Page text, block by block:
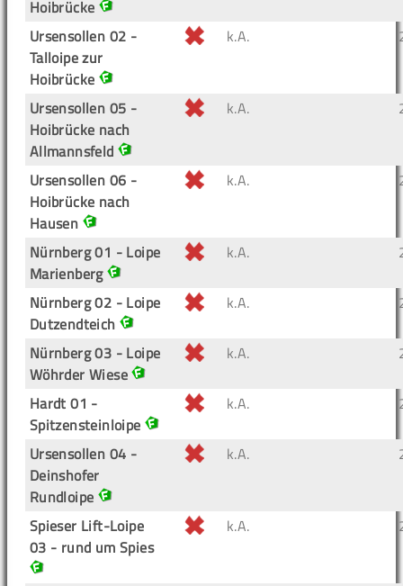
Hoibrücke
Ursensollen 02 -
Talloipe zur
Hoibrücke
k.A.
Ursensollen 05 -
Hoibrücke nach
Allmannsfeld
k.A.
Ursensollen 06 -
Hoibrücke nach
Hausen
k.A.
Nürnberg 01 - Loipe
Marienberg
k.A.
Nürnberg 02 - Loipe
Dutzendteich
k.A.
Nürnberg 03 - Loipe
Wöhrder Wiese
k.A.
Hardt 01 -
Spitzensteinloipe
k.A.
Ursensollen 04 -
Deinshofer
Rundloipe
k.A.
Spieser Lift-Loipe
03 - rund um Spies
k.A.